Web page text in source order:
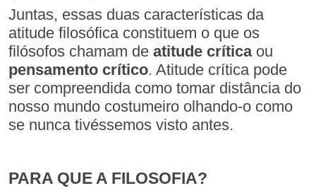
Juntas, essas duas características da
atitude filosófica constituem o que os
filósofos chamam de atitude críticaou
pensamento crítico. Atitude crítica pode
ser compreendida como tomar distância do
nosso mundo costumeiro olhando-o como
se nunca tivéssemos visto antes.
PARA QUE A FILOSOFIA?